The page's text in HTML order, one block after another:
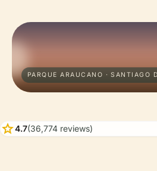
PARQUE ARAUCANO · SANTIAGO
star4.7(36,774 reviews)